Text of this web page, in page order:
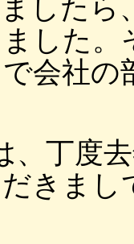
したら
した
会社
、丁度
だきま